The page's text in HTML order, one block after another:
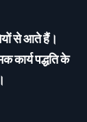
से आते हैं।
कार्य पद्धति के